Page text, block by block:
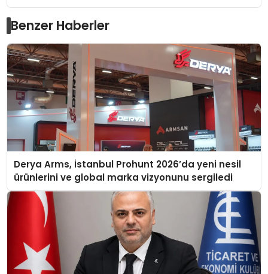
Benzer Haberler
Derya Arms, İstanbul Prohunt 2026’da yeni nesil
ürünlerini ve global marka vizyonunu sergiledi